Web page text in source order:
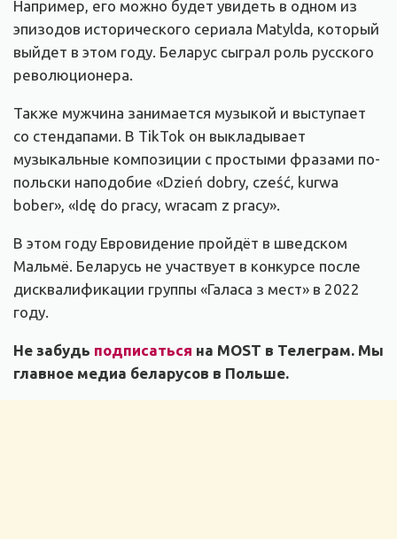
Например, его можно будет увидеть в одном из
эпизодов исторического сериала Matylda, который
выйдет в этом году. Беларус сыграл роль русского
революционера.
Также мужчина занимается музыкой и выступает
со стендапами. В TikTok он выкладывает
музыкальные композиции с простыми фразами по-
польски наподобие «Dzień dobry, cześć, kurwa
bober», «Idę do pracy, wracam z pracy».
В этом году Евровидение пройдёт в шведском
Мальмё. Беларусь не участвует в конкурсе после
дисквалификации группы «Галаса з мест» в 2022
году.
Не забудь подписаться на MOST в Телеграм. Мы
главное медиа беларусов в Польше.